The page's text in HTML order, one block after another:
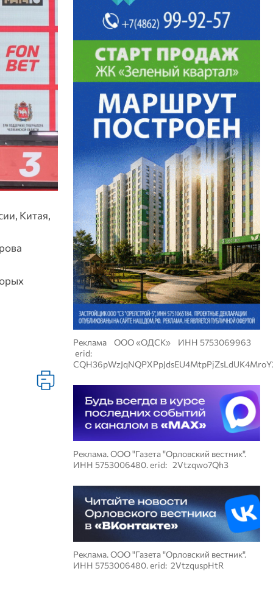
Китая,
Реклама ООО «ОДСК» ИНН 5753069963
erid:
Реклама. ООО "Газета "Орловский вестник".
ИНН 5753006480. erid: 2Vtzqwo7Qh3
Реклама. ООО "Газета "Орловский вестник".
ИНН 5753006480. erid: 2VtzquspHtR